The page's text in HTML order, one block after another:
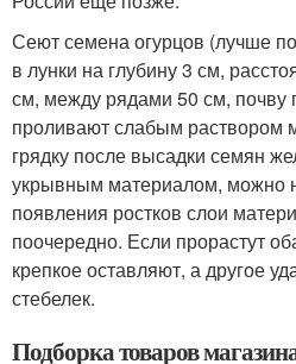
Сеют семена огурцов (лучше
в лунки на глубину 3 см,
см, между рядами 50 см, почву
проливают слабым раствором
грядку после высадки семян
укрывным материалом, можно
появления ростков слои
поочередно. Если прорастут
крепкое оставляют, а другое
стебелек.
Подборка товаров